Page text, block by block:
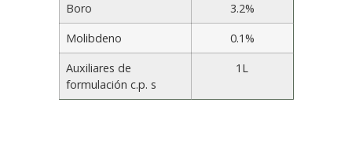
Boro
3.2%
Molibdeno
0.1%
Auxiliares de
formulación c.p. s
1L